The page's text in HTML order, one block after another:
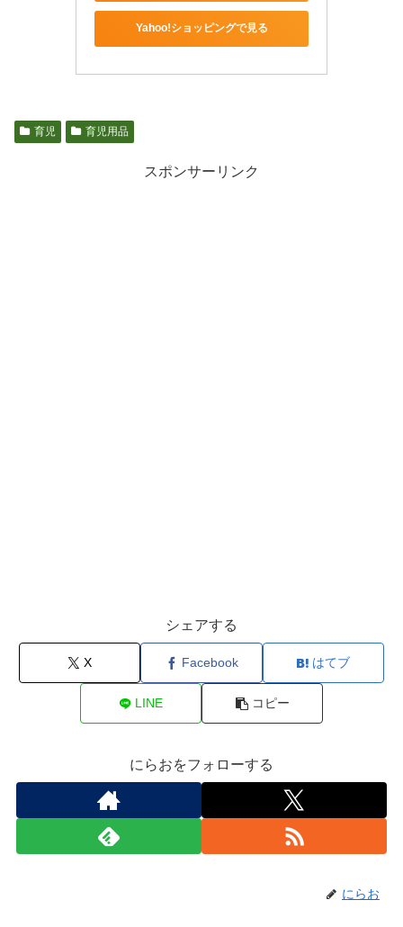
Yahoo!ショッピングで見る
育児 育児用品
スポンサーリンク
シェアする
X Facebook はてブ
LINE コピー
にらおをフォローする
にらお